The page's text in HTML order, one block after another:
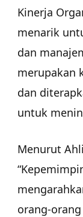
Kinerja
menarik
dan
merupakan
dan
untuk
Menurut
orang-